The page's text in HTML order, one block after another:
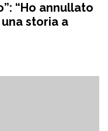
“Ho annullato
storia a